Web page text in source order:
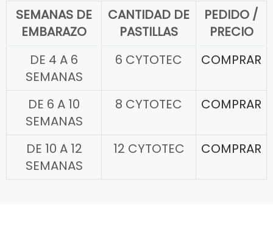
SEMANAS DE
EMBARAZO
CANTIDAD DE
PASTILLAS
PEDIDO /
PRECIO
DE 4 A 6
SEMANAS
6 CYTOTEC COMPRAR
DE 6 A 10
SEMANAS
8 CYTOTEC COMPRAR
DE 10 A 12
SEMANAS
12 CYTOTEC COMPRAR